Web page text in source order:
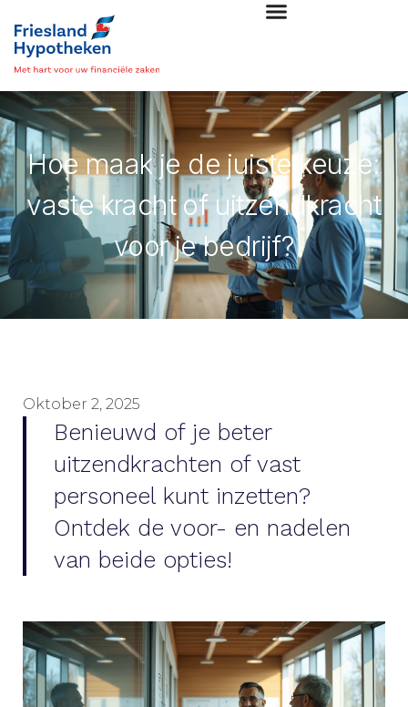
Hoe maak je de juiste keuze:
vaste kracht of uitzendkracht
voor je bedrijf?
Oktober 2, 2025
Benieuwd of je beter
uitzendkrachten of vast
personeel kunt inzetten?
Ontdek de voor- en nadelen
van beide opties!